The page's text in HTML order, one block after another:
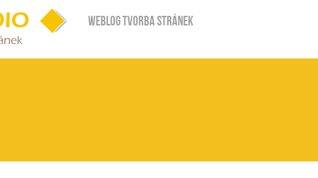
Weblog tvorba stránek